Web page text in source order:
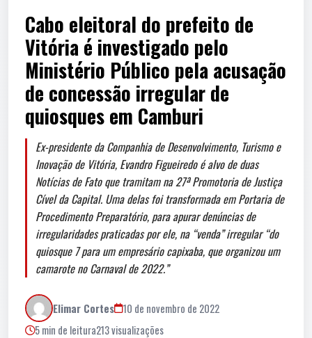
Cabo eleitoral do prefeito de
Vitória é investigado pelo
Ministério Público pela acusação
de concessão irregular de
quiosques em Camburi
Ex-presidente da Companhia de Desenvolvimento, Turismo e
Inovação de Vitória, Evandro Figueiredo é alvo de duas
Notícias de Fato que tramitam na 27ª Promotoria de Justiça
Cível da Capital. Uma delas foi transformada em Portaria de
Procedimento Preparatório, para apurar denúncias de
irregularidades praticadas por ele, na “venda” irregular “do
quiosque 7 para um empresário capixaba, que organizou um
camarote no Carnaval de 2022.”
Elimar Cortes
10 de novembro de 2022
5 min de leitura213 visualizações